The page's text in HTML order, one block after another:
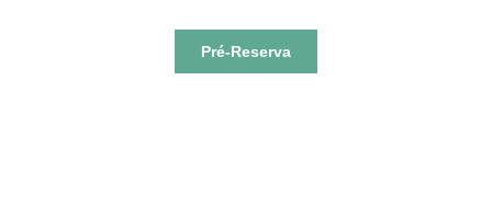
Pré-Reserva